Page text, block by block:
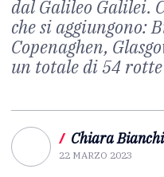
dal Galileo Galilei.
che si aggiungono:
Copenaghen,
un totale di 54 rotte
/ Chiara
22 MARZO 2023